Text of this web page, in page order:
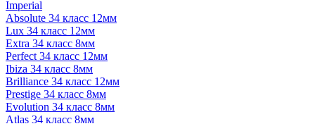
Imperial
Absolute 34 класс 12мм
Lux 34 класс 12мм
Extra 34 класс 8мм
Perfect 34 класс 12мм
Ibiza 34 класс 8мм
Brilliance 34 класс 12мм
Prestige 34 класс 8мм
Evolution 34 класс 8мм
Atlas 34 класс 8мм